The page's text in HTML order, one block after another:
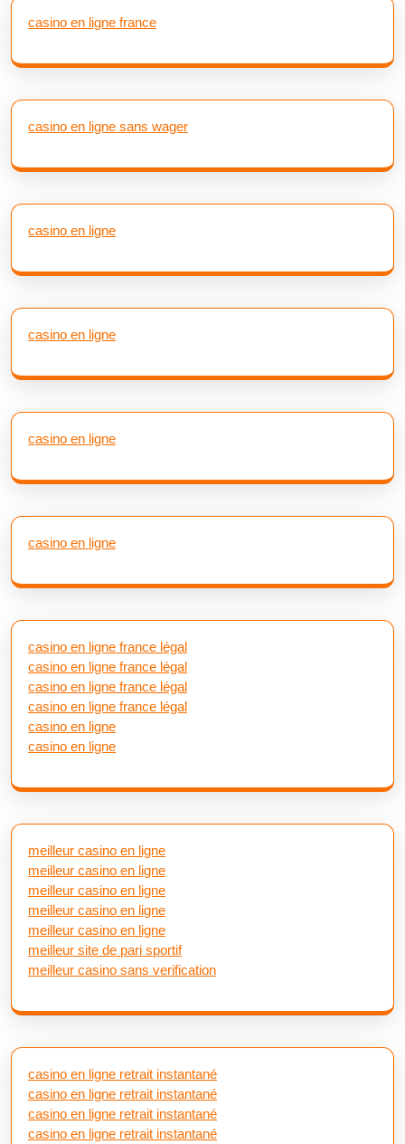
casino en ligne france
casino en ligne sans wager
casino en ligne
casino en ligne
casino en ligne
casino en ligne
casino en ligne france légal
casino en ligne france légal
casino en ligne france légal
casino en ligne france légal
casino en ligne
casino en ligne
meilleur casino en ligne
meilleur casino en ligne
meilleur casino en ligne
meilleur casino en ligne
meilleur casino en ligne
meilleur site de pari sportif
meilleur casino sans verification
casino en ligne retrait instantané
casino en ligne retrait instantané
casino en ligne retrait instantané
casino en ligne retrait instantané